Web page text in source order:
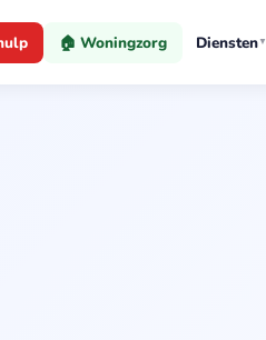
🏠 Woningzorg Diensten▼